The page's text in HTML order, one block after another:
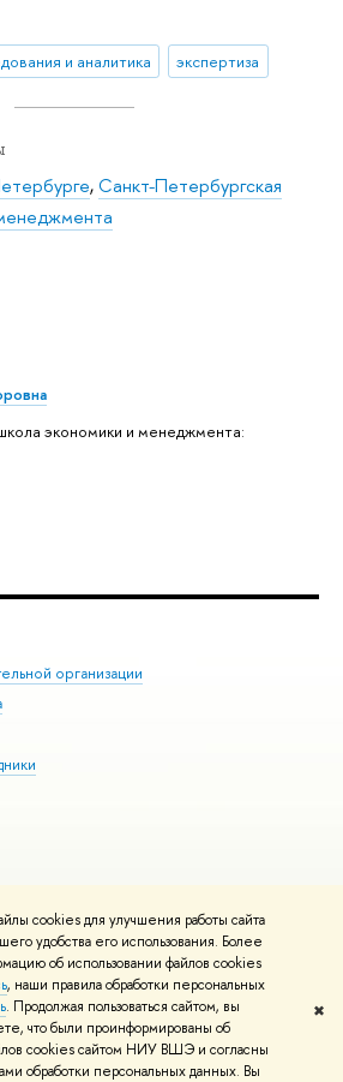
cookies для улучшения работы сайта
удобства его использования. Более
об использовании файлов cookies
, наши правила обработки персональных
. Продолжая пользоваться сайтом, вы
что были проинформированы об
cookies сайтом НИУ ВШЭ и согласны
обработки персональных данных. Вы
✖
и аналитика экспертиза
,Санкт-Петербургская
экономики и менеджмента:
организации
возможностями
Адреса и контакты Условия использования
Карта сайта